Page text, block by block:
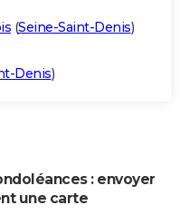
(Seine-Saint-Denis)
Denis)
: envoyer
une carte